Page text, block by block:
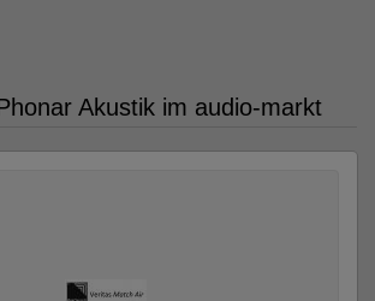
Akustik im audio-markt